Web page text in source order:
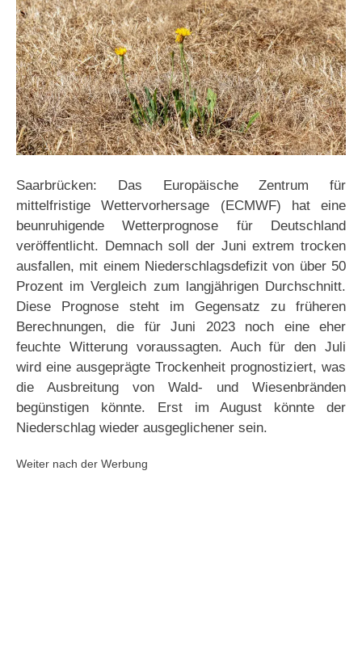
Saarbrücken: Das Europäische Zentrum für
mittelfristige Wettervorhersage (ECMWF) hat eine
beunruhigende Wetterprognose für Deutschland
veröffentlicht. Demnach soll der Juni extrem trocken
ausfallen, mit einem Niederschlagsdefizit von über 50
Prozent im Vergleich zum langjährigen Durchschnitt.
Diese Prognose steht im Gegensatz zu früheren
Berechnungen, die für Juni 2023 noch eine eher
feuchte Witterung voraussagten. Auch für den Juli
wird eine ausgeprägte Trockenheit prognostiziert, was
die Ausbreitung von Wald- und Wiesenbränden
begünstigen könnte. Erst im August könnte der
Niederschlag wieder ausgeglichener sein.
Weiter nach der Werbung